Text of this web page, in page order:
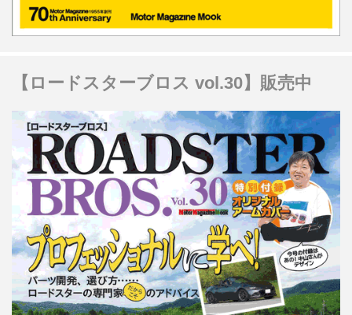
【ロードスターブロス vol.30】販売中